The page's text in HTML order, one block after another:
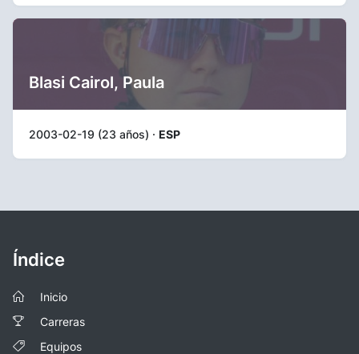
Blasi Cairol, Paula
2003-02-19 (23 años) · ESP
Índice
Inicio
Carreras
Equipos